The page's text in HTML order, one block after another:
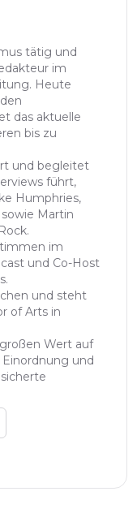
tätig und
im
Heute
das aktuelle
bis zu
und begleitet
führt,
Humphries,
Martin
im
und Co-Host
und steht
of Arts in
Wert auf
und